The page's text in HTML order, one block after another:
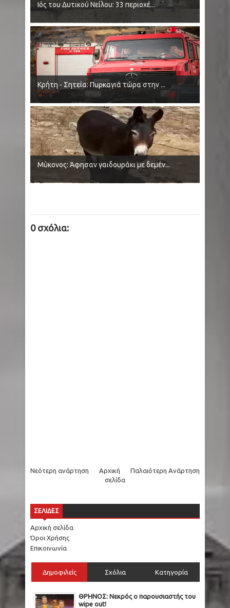
Ιός του Δυτικού Νείλου: 33 περιοχέ...
Κρήτη - Σητεία: Πυρκαγιά τώρα στην ...
Μύκονος: Άφησαν γαιδουράκι με δεμέν...
0 σχόλια:
Νεότερη ανάρτηση Παλαιότερη Ανάρτηση
Αρχική
σελίδα
ΣΕΛΙΔΕΣ
Αρχική σελίδα
Όροι Χρήσης
Επικοινωνία
Δημοφιλείς Σχόλια Κατηγορία
ΘΡΗΝΟΣ: Νεκρός ο παρουσιαστής του
wipe out!